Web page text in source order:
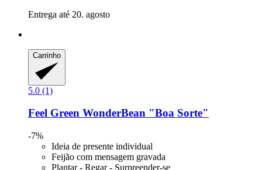
Entrega até 20. agosto
Carrinho
5.0 (1)
Feel Green WonderBean "Boa Sorte"
-7%
Ideia de presente individual
Feijão com mensagem gravada
Plantar - Regar - Surpreender-se